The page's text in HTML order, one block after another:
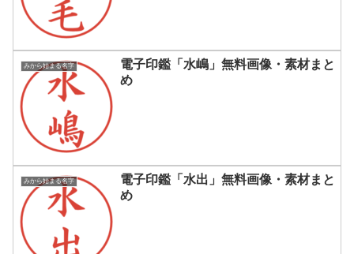
みから始まる名字
電子印鑑「水嶋」無料画像・素材まと
め
みから始まる名字
電子印鑑「水出」無料画像・素材まと
め